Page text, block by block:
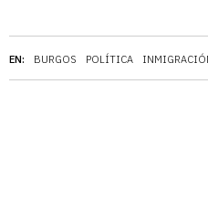
EN: BURGOS POLÍTICA